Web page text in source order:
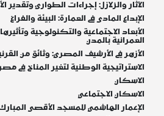
الآثار والزلازل: إجراءات الطوارئ وتقدير
الإبداع المادى فى العمارة: البيئة والفراغ
الأبعاد الاجتماعية والتكنولوجية
العمرانية بالمدن
الأزهر في الأرشيف المصري: وثائق من
الاستراتيجية الوطنية لتغير المناخ في مصر 2050
الاسكان
الاسكان الاجتماعي
الإعمار الهاشمي للمسجد الأقصى